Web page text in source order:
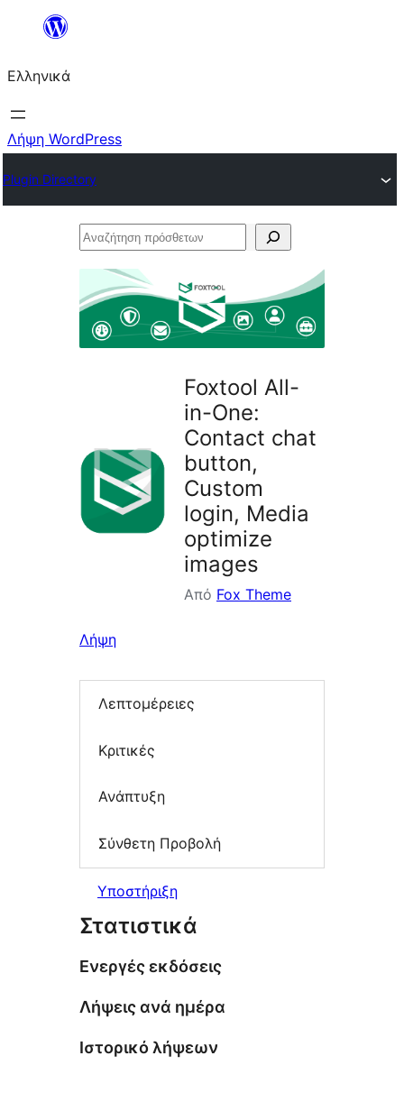
Μετάβαση
περιεχόμενο
Ελληνικά
Λήψη WordPress
Plugin Directory
Αναζήτηση
Foxtool All-
in-One:
Contact chat
button,
Custom
login, Media
optimize
images
Από Fox Theme
Λήψη
Λεπτομέρειες
Κριτικές
Ανάπτυξη
Σύνθετη Προβολή
Υποστήριξη
Στατιστικά
Ενεργές εκδόσεις
Λήψεις ανά ημέρα
Ιστορικό λήψεων